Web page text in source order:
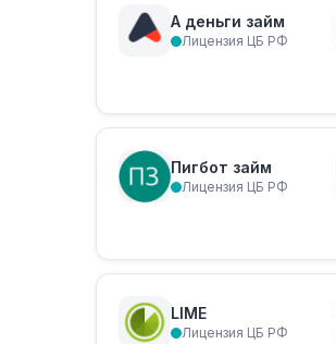
А деньги займ
Лицензия ЦБ РФ
Пигбот займ
Лицензия ЦБ РФ
LIME
Лицензия ЦБ РФ